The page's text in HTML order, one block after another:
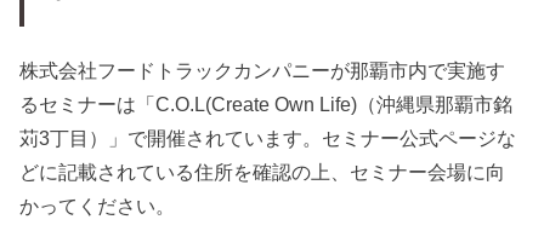
株式会社フードトラックカンパニーが那覇市内で実施す
るセミナーは「C.O.L(Create Own Life)（沖縄県那覇市銘
苅3丁目）」で開催されています。セミナー公式ページな
どに記載されている住所を確認の上、セミナー会場に向
かってください。